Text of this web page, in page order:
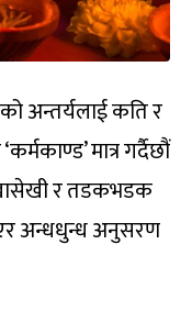
अन्तर्यलाई कति र
मात्र गर्दैछौं
र तडकभडक
अन्धधुन्ध अनुसरण